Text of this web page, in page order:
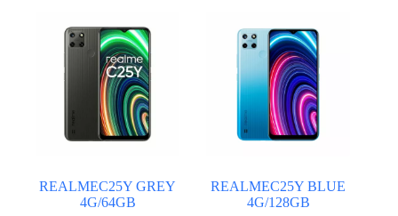
REALMEC25Y GREY
4G/64GB
REALMEC25Y BLUE
4G/128GB